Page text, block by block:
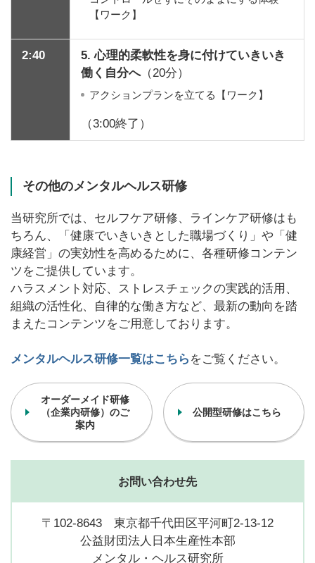
【ワーク】
2:40
5. 心理的柔軟性を身に付けていきいき
働く自分へ（20分）
アクションプランを立てる【ワーク】
（3:00終了）
その他のメンタルヘルス研修
当研究所では、セルフケア研修、ラインケア研修はも
ちろん、「健康でいきいきとした職場づくり」や「健
康経営」の実効性を高めるために、各種研修コンテン
ツをご提供しています。
ハラスメント対応、ストレスチェックの実践的活用、
組織の活性化、自律的な働き方など、最新の動向を踏
まえたコンテンツをご用意しております。
メンタルヘルス研修一覧はこちら をご覧ください。
オーダーメイド研修
（企業内研修）のご
案内
公開型研修はこちら
お問い合わせ先
〒102-8643 東京都千代田区平河町2-13-12
公益財団法人日本生産性本部
メンタル・ヘルス研究所